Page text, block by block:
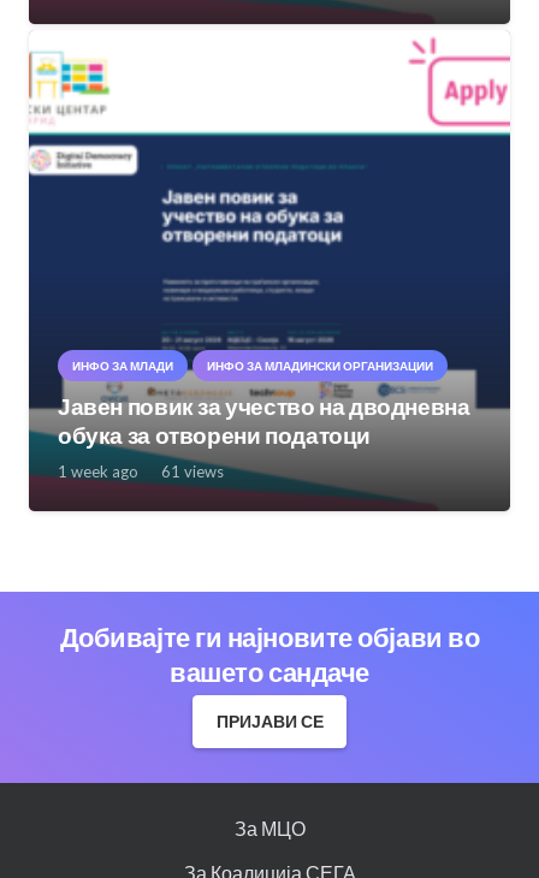
ИНФО ЗА МЛАДИ ИНФО ЗА МЛАДИНСКИ ОРГАНИЗАЦИИ
Јавен повик за учество на дводневна
обука за отворени податоци
1 week ago 61 views
Добивајте ги најновите објави во
вашето сандаче
ПРИЈАВИ СЕ
За МЦО
За Коалиција СЕГА